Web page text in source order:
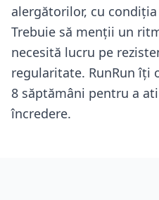
alergătorilor, cu
Trebuie să menții un
necesită lucru pe
regularitate. RunRun îți
8 săptămâni pentru a
încredere.